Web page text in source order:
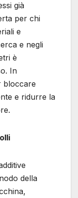
già
per chi
e
e negli
è
In
bloccare
e ridurre la
della